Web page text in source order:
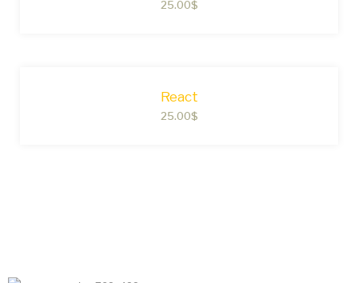
25.00$
React
25.00$